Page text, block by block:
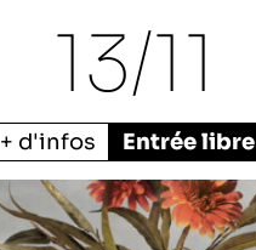
13/11
+ d'infos Entrée libre